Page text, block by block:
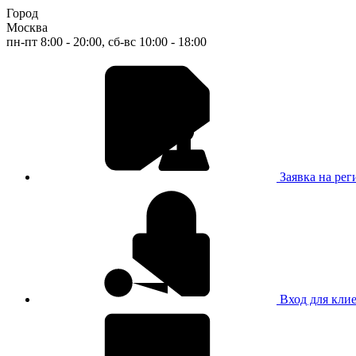
Город
Москва
пн-пт 8:00 - 20:00, сб-вс 10:00 - 18:00
Заявка на
Вход для